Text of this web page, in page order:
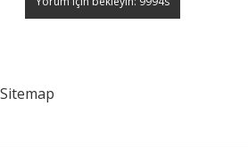
Sitemap